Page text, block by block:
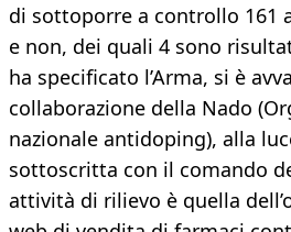
di sottoporre a controllo 161
e non, dei quali 4 sono
ha specificato l’Arma, si è
collaborazione della Nado
nazionale antidoping), alla
sottoscritta con il comando
attività di rilievo è quella